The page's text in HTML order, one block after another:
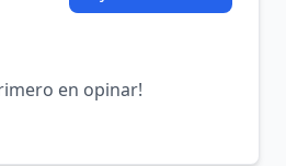
en opinar!